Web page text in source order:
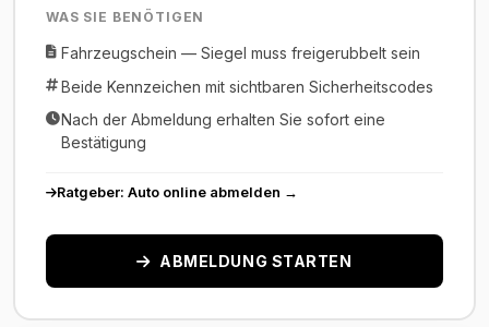
WAS SIE BENÖTIGEN
Fahrzeugschein — Siegel muss freigerubbelt sein
Beide Kennzeichen mit sichtbaren Sicherheitscodes
Nach der Abmeldung erhalten Sie sofort eine
Bestätigung
Ratgeber: Auto online abmelden →
ABMELDUNG STARTEN